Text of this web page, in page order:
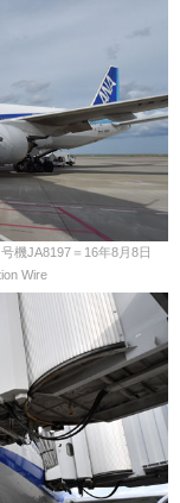
機JA8197＝16年8月8日
Wire